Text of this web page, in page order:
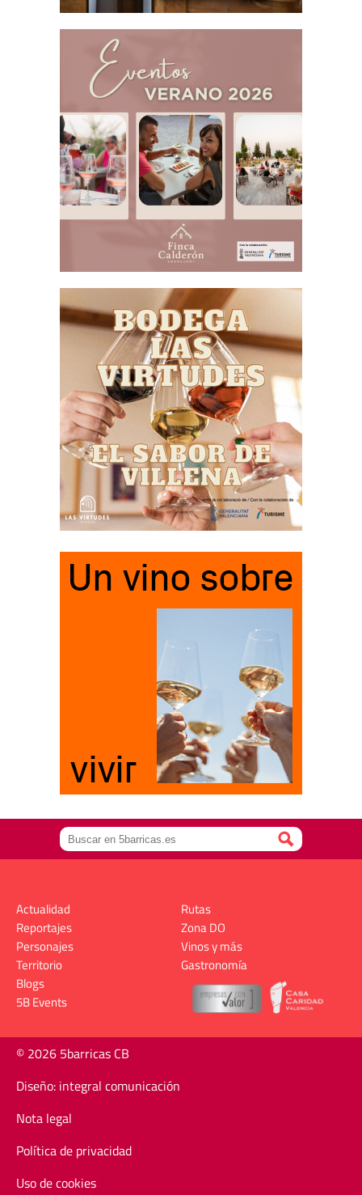
Actualidad
Reportajes
Personajes
Territorio
Rutas
Zona DO
Vinos y más
Gastronomía
Blogs
5B Events
© 2026 5barricas CB
Diseño: integral comunicación
Nota legal
Política de privacidad
Uso de cookies